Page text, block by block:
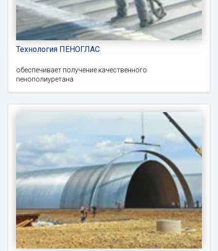
Технология ПЕНОГЛАС
обеспечивает получение качественного
пенополиуретана